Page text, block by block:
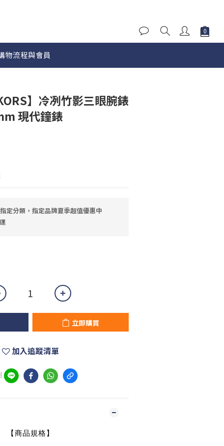
物流程與會員
】冷冽竹影三眼腕錶
現代鐘錶
定分類，指定品牌夏季超值優惠中
立即購買
加入追蹤清單
【商品規格】